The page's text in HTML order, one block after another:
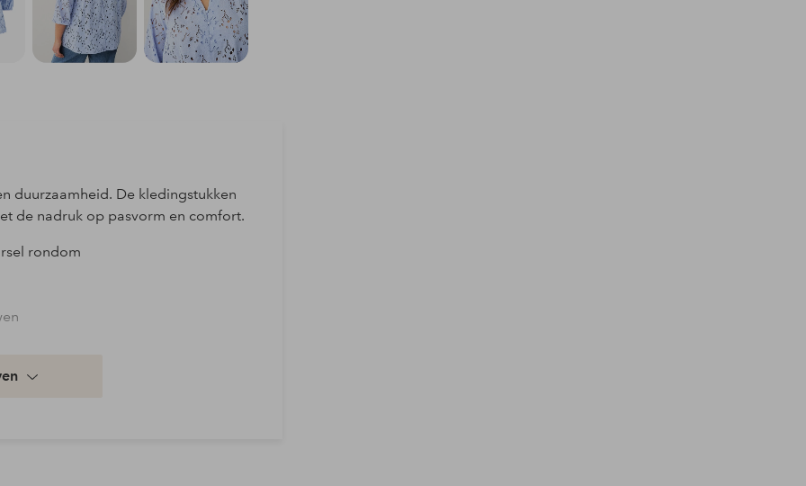
duurzaamheid. De kledingstukken
de nadruk op pasvorm en comfort.
rondom